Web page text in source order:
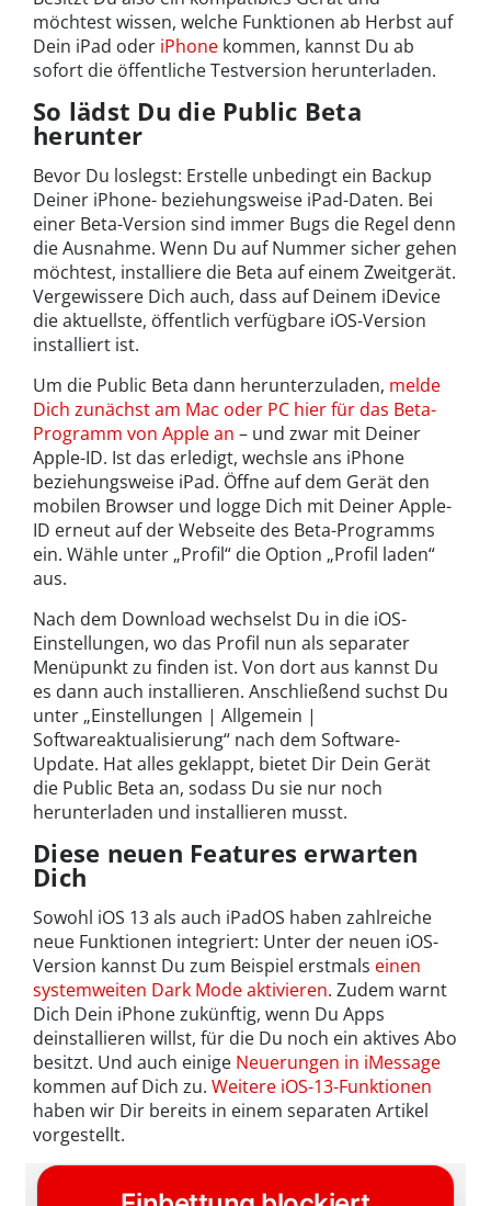
möchtest wissen, welche Funktionen ab Herbst auf
Dein iPad oder iPhone kommen, kannst Du ab
sofort die öffentliche Testversion herunterladen.
So lädst Du die Public Beta
herunter
Bevor Du loslegst: Erstelle unbedingt ein Backup
Deiner iPhone- beziehungsweise iPad-Daten. Bei
einer Beta-Version sind immer Bugs die Regel denn
die Ausnahme. Wenn Du auf Nummer sicher gehen
möchtest, installiere die Beta auf einem Zweitgerät.
Vergewissere Dich auch, dass auf Deinem iDevice
die aktuellste, öffentlich verfügbare iOS-Version
installiert ist.
Um die Public Beta dann herunterzuladen, melde
Dich zunächst am Mac oder PC hier für das Beta-
Programm von Apple an – und zwar mit Deiner
Apple-ID. Ist das erledigt, wechsle ans iPhone
beziehungsweise iPad. Öffne auf dem Gerät den
mobilen Browser und logge Dich mit Deiner Apple-
ID erneut auf der Webseite des Beta-Programms
ein. Wähle unter „Profil“ die Option „Profil laden“
aus.
Nach dem Download wechselst Du in die iOS-
Einstellungen, wo das Profil nun als separater
Menüpunkt zu finden ist. Von dort aus kannst Du
es dann auch installieren. Anschließend suchst Du
unter „Einstellungen | Allgemein |
Softwareaktualisierung“ nach dem Software-
Update. Hat alles geklappt, bietet Dir Dein Gerät
die Public Beta an, sodass Du sie nur noch
herunterladen und installieren musst.
Diese neuen Features erwarten
Dich
Sowohl iOS 13 als auch iPadOS haben zahlreiche
neue Funktionen integriert: Unter der neuen iOS-
Version kannst Du zum Beispiel erstmals einen
systemweiten Dark Mode aktivieren. Zudem warnt
Dich Dein iPhone zukünftig, wenn Du Apps
deinstallieren willst, für die Du noch ein aktives Abo
besitzt. Und auch einige Neuerungen in iMessage
kommen auf Dich zu. Weitere iOS-13-Funktionen
haben wir Dir bereits in einem separaten Artikel
vorgestellt.